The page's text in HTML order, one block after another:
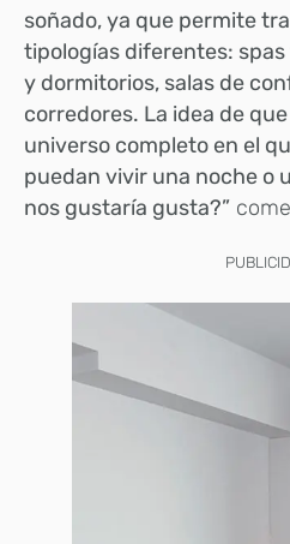
soñado, ya que permite
tipologías diferentes:
y dormitorios, salas de
corredores. La idea de
universo completo en el
puedan vivir una noche o
nos gustaría gusta?”